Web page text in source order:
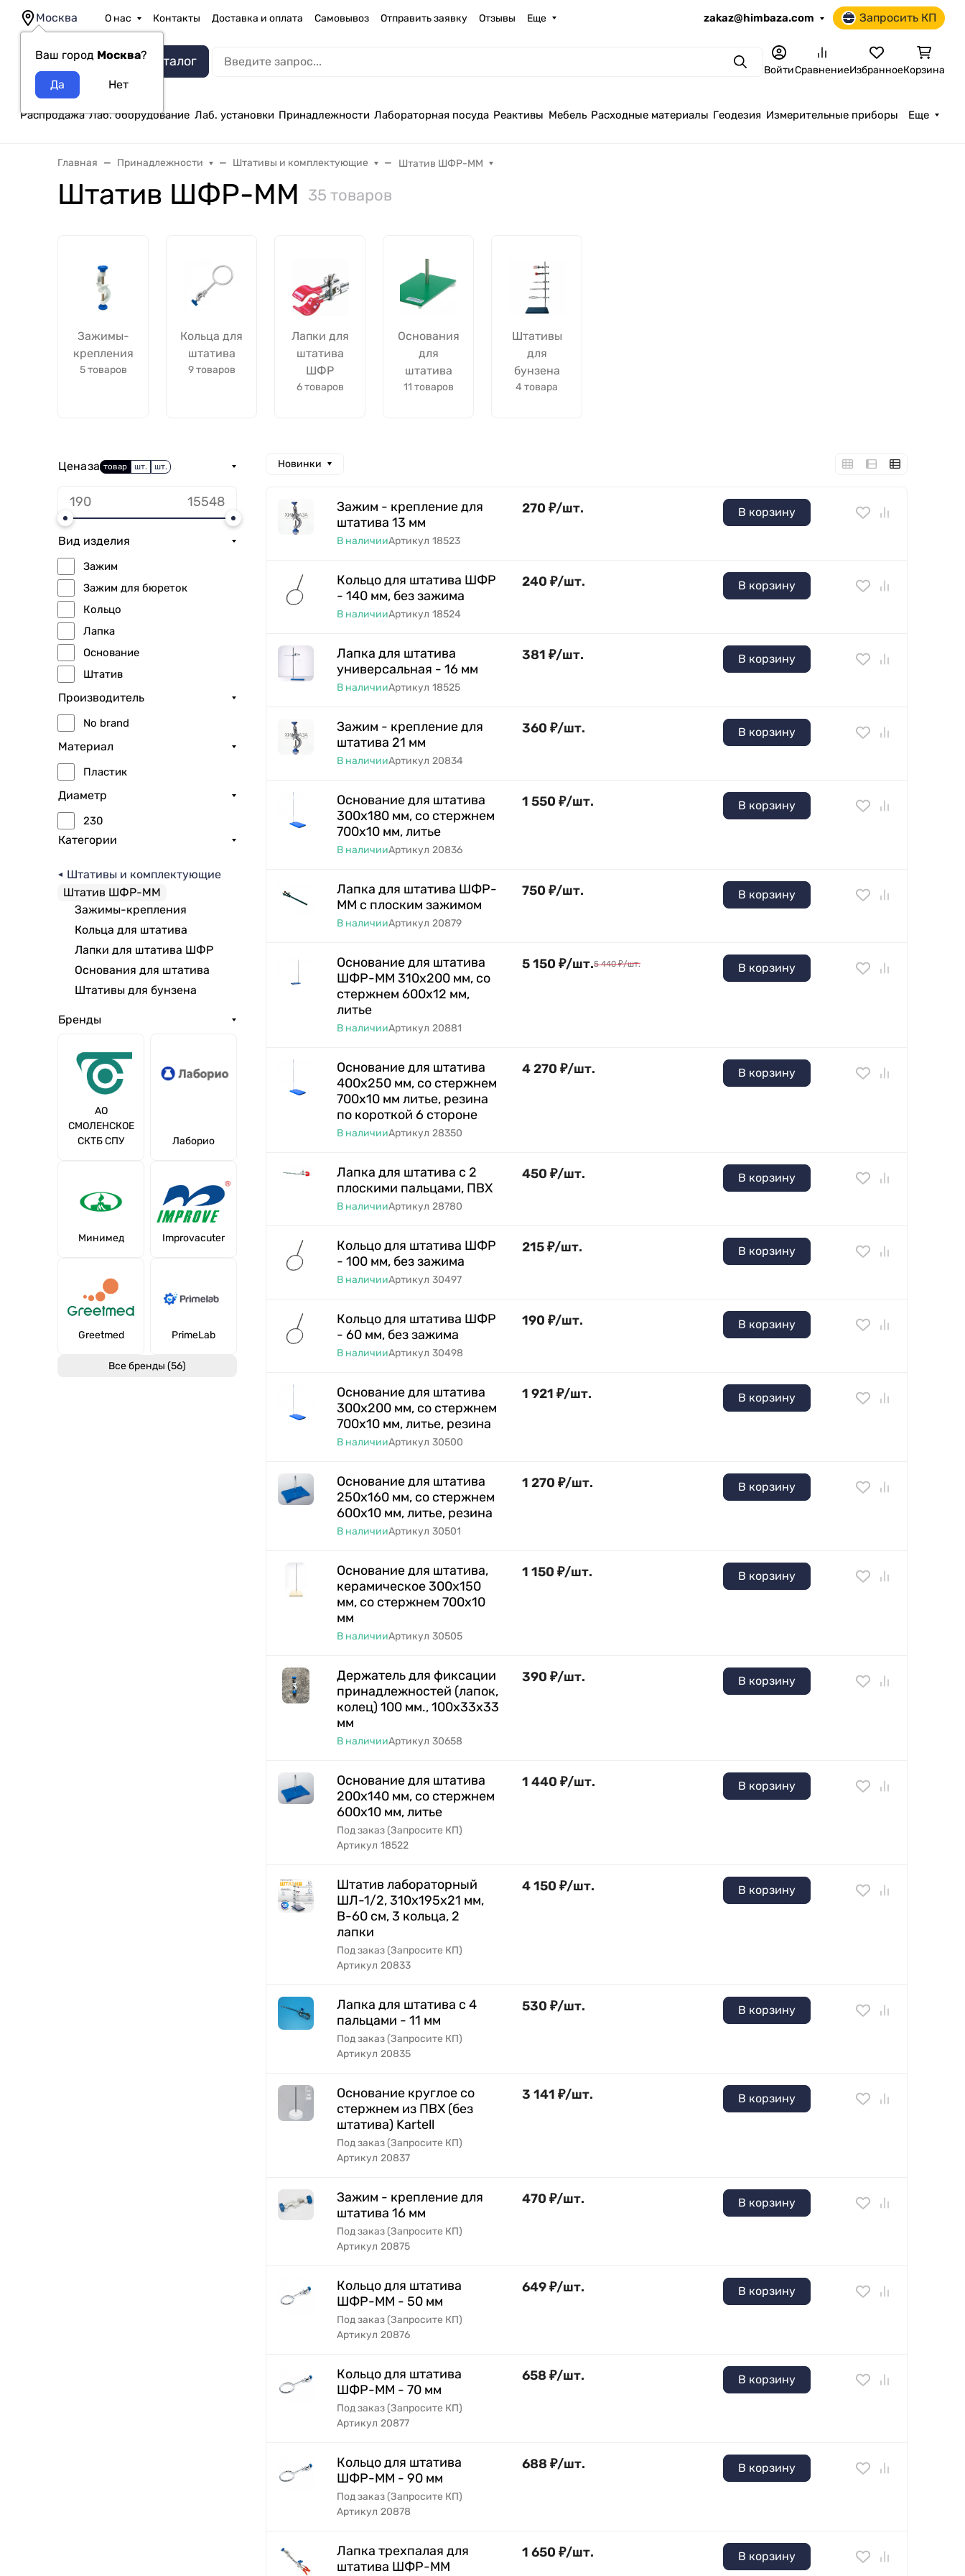
Москва
Ваш город Москва?
О нас Контакты Доставка и оплата Самовывоз Отправить заявку Отзывы Еще zakaz@himbaza.com Запросить КП
Каталог ПоискВойтиСравнениеИзбранноеКорзина
Распродажа Лаб. оборудование Лаб. установки Принадлежности Лабораторная посуда Реактивы Мебель Расходные материалы Геодезия Измерительные приборы Еще
Главная Принадлежности Штативы и комплектующие Штатив ШФР-ММ
Штатив ШФР-ММ 35 товаров
Зажимы-
крепления
5 товаров
Кольца для
штатива
9 товаров
Лапки для
штатива
ШФР
6 товаров
Основания
для
штатива
11 товаров
Штативы
для
бунзена
4 товара
Ценаза товар шт. шт.
Вид изделия
Зажим
Зажим для бюреток
Кольцо
Лапка
Основание
Штатив
Производитель
No brand
Материал
Пластик
Диаметр
230
Категории
Штативы и комплектующие
Штатив ШФР-ММ
Зажимы-крепления
Кольца для штатива
Лапки для штатива ШФР
Основания для штатива
Штативы для бунзена
Бренды
АО
СМОЛЕНСКОЕ
СКТБ СПУ
Лаборио
Минимед Improvacuter
Greetmed PrimeLab
Все бренды (56)
Новинки
Зажим - крепление для
штатива 13 мм
В наличииАртикул 18523
270 ₽/шт. В корзину
Кольцо для штатива ШФР
- 140 мм, без зажима
В наличииАртикул 18524
240 ₽/шт. В корзину
Лапка для штатива
универсальная - 16 мм
В наличииАртикул 18525
381 ₽/шт. В корзину
Зажим - крепление для
штатива 21 мм
В наличииАртикул 20834
360 ₽/шт. В корзину
Основание для штатива
300х180 мм, со стержнем
700х10 мм, литье
В наличииАртикул 20836
1 550 ₽/шт. В корзину
Лапка для штатива ШФР-
ММ с плоским зажимом
В наличииАртикул 20879
750 ₽/шт. В корзину
Основание для штатива
ШФР-ММ 310х200 мм, со
стержнем 600х12 мм,
литье
В наличииАртикул 20881
5 150 ₽/шт.5 440 ₽/шт. В корзину
Основание для штатива
400х250 мм, со стержнем
700х10 мм литье, резина
по короткой 6 стороне
В наличииАртикул 28350
4 270 ₽/шт. В корзину
Лапка для штатива с 2
плоскими пальцами, ПВХ
В наличииАртикул 28780
450 ₽/шт. В корзину
Кольцо для штатива ШФР
- 100 мм, без зажима
В наличииАртикул 30497
215₽/шт. В корзину
Кольцо для штатива ШФР
- 60 мм, без зажима
В наличииАртикул 30498
190 ₽/шт. В корзину
Основание для штатива
300х200 мм, со стержнем
700х10 мм, литье, резина
В наличииАртикул 30500
1 921 ₽/шт. В корзину
Основание для штатива
250х160 мм, со стержнем
600х10 мм, литье, резина
В наличииАртикул 30501
1 270 ₽/шт. В корзину
Основание для штатива,
керамическое 300х150
мм, со стержнем 700х10
мм
В наличииАртикул 30505
1 150 ₽/шт. В корзину
Держатель для фиксации
принадлежностей (лапок,
колец) 100 мм., 100х33х33
мм
В наличииАртикул 30658
390 ₽/шт. В корзину
Основание для штатива
200х140 мм, со стержнем
600х10 мм, литье
Под заказ (Запросите КП)
Артикул 18522
1 440 ₽/шт. В корзину
Штатив лабораторный
ШЛ-1/2, 310x195x21 мм,
В-60 см, 3 кольца, 2
лапки
Под заказ (Запросите КП)
Артикул 20833
4 150 ₽/шт. В корзину
Лапка для штатива с 4
пальцами - 11 мм
Под заказ (Запросите КП)
Артикул 20835
530 ₽/шт. В корзину
Основание круглое со
стержнем из ПВХ (без
штатива) Kartell
Под заказ (Запросите КП)
Артикул 20837
3 141 ₽/шт. В корзину
Зажим - крепление для
штатива 16 мм
Под заказ (Запросите КП)
Артикул 20875
470 ₽/шт. В корзину
Кольцо для штатива
ШФР-ММ - 50 мм
Под заказ (Запросите КП)
Артикул 20876
649₽/шт. В корзину
Кольцо для штатива
ШФР-ММ - 70 мм
Под заказ (Запросите КП)
Артикул 20877
658 ₽/шт. В корзину
Кольцо для штатива
ШФР-ММ - 90 мм
Под заказ (Запросите КП)
Артикул 20878
688 ₽/шт. В корзину
Лапка трехпалая для
штатива ШФР-ММ
1 650 ₽/шт. В корзину